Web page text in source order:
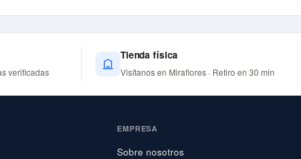
verificadas
Tienda física
Visítanos en Miraflores · Retiro en 30 min
EMPRESA
Sobre nosotros